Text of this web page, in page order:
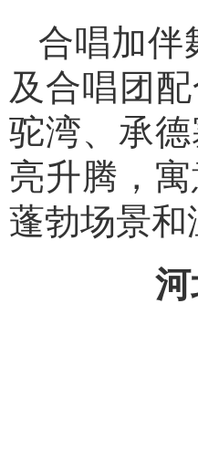
合唱加伴
及合唱团
驼湾、承
亮升腾，
蓬勃场景